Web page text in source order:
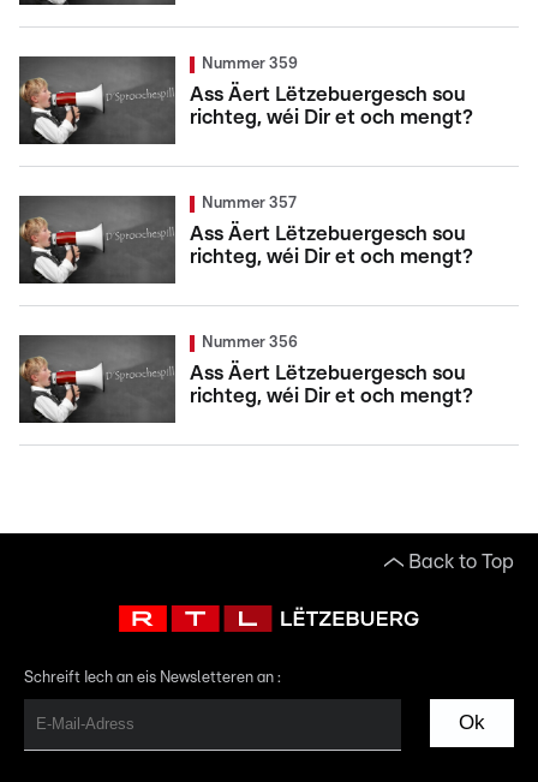
Nummer 359
Ass Äert Lëtzebuergesch sou
richteg, wéi Dir et och mengt?
Nummer 357
Ass Äert Lëtzebuergesch sou
richteg, wéi Dir et och mengt?
Nummer 356
Ass Äert Lëtzebuergesch sou
richteg, wéi Dir et och mengt?
Back to Top
Schreift Iech an eis Newsletteren an :
Ok